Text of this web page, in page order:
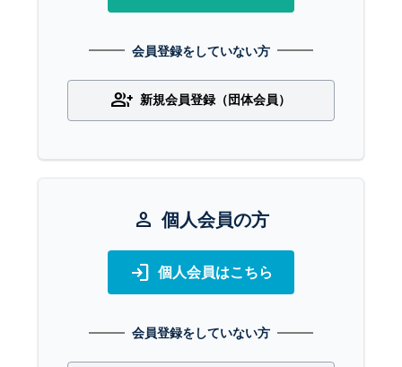
会員登録をしていない方
group_add 新規会員登録（団体会員）
person 個人会員の方
login 個人会員はこちら
会員登録をしていない方